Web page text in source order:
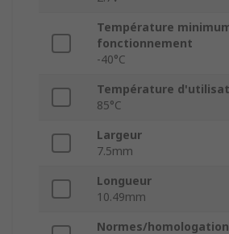
Température
fonctionnement
-40°C
Température
85°C
Largeur
7.5mm
Longueur
10.49mm
Normes/